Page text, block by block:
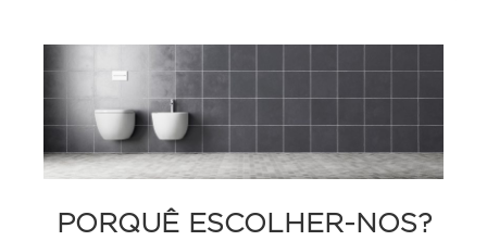
PORQUÊ ESCOLHER-NOS?